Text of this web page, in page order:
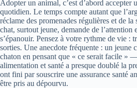
Adopter un animal, c’est d’abord accepter
quotidien. Le temps compte autant que
réclame des promenades régulières et de
chat, surtout jeune, demande de l’attention
s’épanouir. Pensez à votre rythme de vie :
sorties. Une anecdote fréquente : un jeune
chaton en pensant que « ce serait facile »
alimentation et santé a presque doublé la
ont fini par souscrire une assurance santé
être pris au dépourvu.